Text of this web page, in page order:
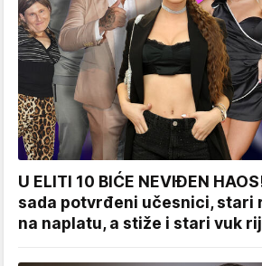
U ELITI 10 BIĆE NEVIĐEN
sada potvrđeni učesnici, stari
na naplatu, a stiže i stari vuk